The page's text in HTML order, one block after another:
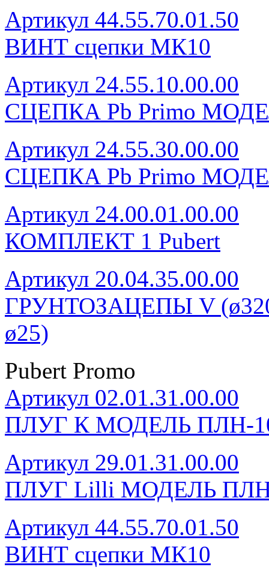
Артикул 44.55.70.01.50
ВИНТ сцепки МК10
Артикул 24.55.10.00.00
СЦЕПКА Pb Primo
Артикул 24.55.30.00.00
СЦЕПКА Pb Primo
Артикул 24.00.01.00.00
КОМПЛЕКТ 1 Pubert
Артикул 20.04.35.00.00
ГРУНТОЗАЦЕПЫ V (ø320,
ø25)
Pubert Promo
Артикул 02.01.31.00.00
ПЛУГ К МОДЕЛЬ ПЛН-
Артикул 29.01.31.00.00
ПЛУГ Lilli МОДЕЛЬ
Артикул 44.55.70.01.50
ВИНТ сцепки МК10